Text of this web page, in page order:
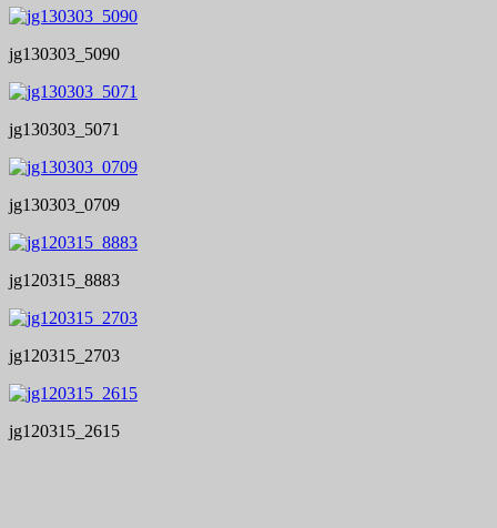
jg130303_5090
jg130303_5071
jg130303_0709
jg120315_8883
jg120315_2703
jg120315_2615